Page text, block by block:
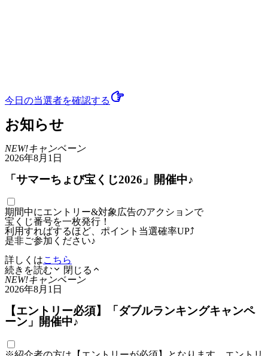
今日の当選者を確認する
お知らせ
NEW!キャンペーン
2026年8月1日
「サマーちょび宝くじ2026」開催中♪
期間中にエントリー&対象広告のアクションで
宝くじ番号を一枚発行！
利用すればするほど、ポイント当選確率UP⤴
是非ご参加ください♪
詳しくはこちら
続きを読む
閉じる
NEW!キャンペーン
2026年8月1日
【エントリー必須】「ダブルランキングキャンペ
ーン」開催中♪